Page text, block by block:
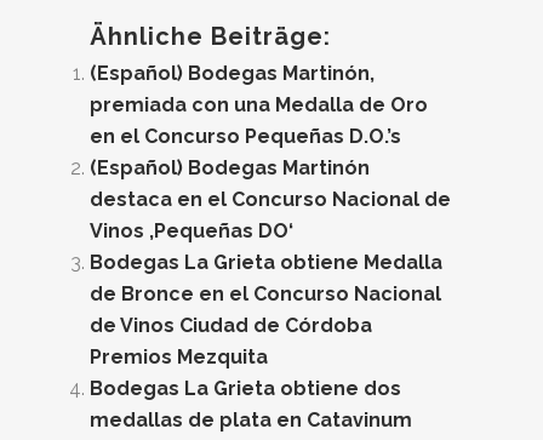
Ähnliche Beiträge:
(Español) Bodegas Martinón,
premiada con una Medalla de Oro
en el Concurso Pequeñas D.O.’s
(Español) Bodegas Martinón
destaca en el Concurso Nacional de
Vinos ‚Pequeñas DO‘
Bodegas La Grieta obtiene Medalla
de Bronce en el Concurso Nacional
de Vinos Ciudad de Córdoba
Premios Mezquita
Bodegas La Grieta obtiene dos
medallas de plata en Catavinum